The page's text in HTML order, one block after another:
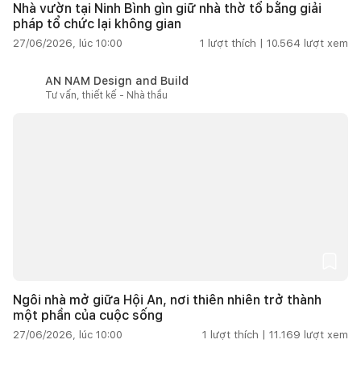
Nhà vườn tại Ninh Bình gìn giữ nhà thờ tổ bằng giải
pháp tổ chức lại không gian
27/06/2026, lúc 10:00 1 lượt thích | 10.564 lượt xem
AN NAM Design and Build
Tư vấn, thiết kế - Nhà thầu
Ngôi nhà mở giữa Hội An, nơi thiên nhiên trở thành
một phần của cuộc sống
27/06/2026, lúc 10:00 1 lượt thích | 11.169 lượt xem